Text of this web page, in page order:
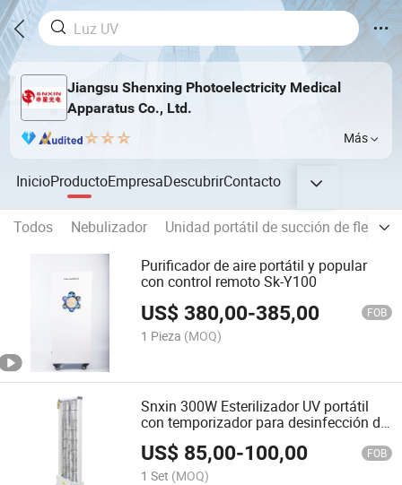
Jiangsu Shenxing Photoelectricity Medical
Apparatus Co., Ltd.
Más
InicioProductoEmpresaDescubrirContacto
Todos Nebulizador
Unidad portátil de succión de flema
Purificador de aire portátil y popular
con control remoto Sk-Y100
US$380,00-385,00 FOB
1 Pieza (MOQ)
Snxin 300W Esterilizador UV portátil
con temporizador para desinfección del
aire interior
US$ 85,00-100,00 FOB
1 Set (MOQ)